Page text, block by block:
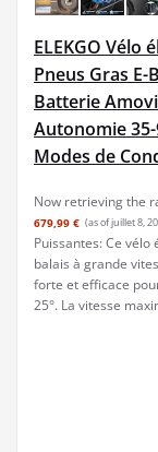
ELEKGO Vélo
Pneus Gras E-
Batterie
Autonomie 35-
Modes de
Now retrieving the
679,99 € (as of juillet 8,
Puissantes: Ce vélo
balais à grande
forte et efficace
25°. La vitesse